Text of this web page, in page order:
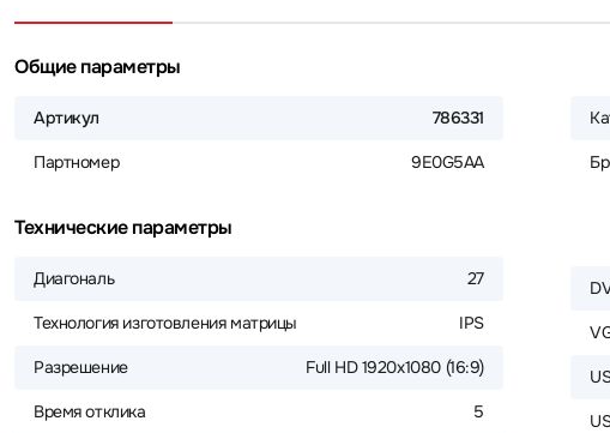
Общие параметры
Артикул 786331
Партномер 9E0G5AA
Технические параметры
Диагональ 27
Технология изготовления матрицы IPS
Разрешение Full HD 1920x1080 (16:9)
Время отклика 5